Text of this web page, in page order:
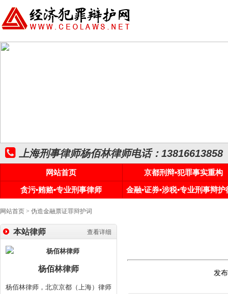
上海刑事律师杨佰林律师电话：13816613858
网站首页
京都刑辩•犯罪事实重构
贪污•贿赂•专业刑事律师
金融•证券•涉税•专业刑事辩护
网站首页 > 伪造金融票证罪辩护词
查看详细
本站律师
杨佰林律师
杨佰林律师，北京京都（上海）律师
发